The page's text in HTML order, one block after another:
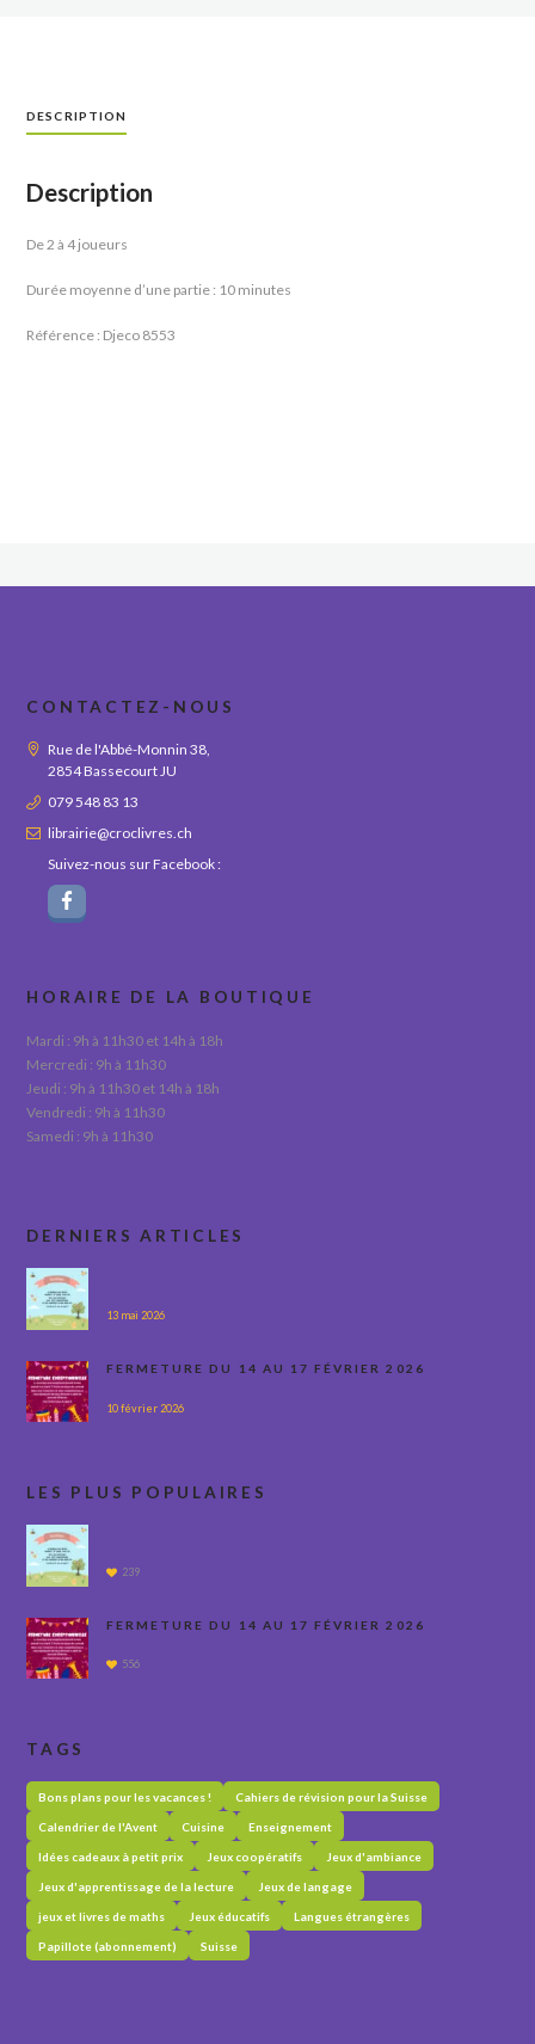
DESCRIPTION
Description
De 2 à 4 joueurs
Durée moyenne d’une partie : 10 minutes
Référence : Djeco 8553
CONTACTEZ-NOUS
Rue de l'Abbé-Monnin 38,
2854 Bassecourt JU
079 548 83 13
librairie@croclivres.ch
Suivez-nous sur Facebook :
HORAIRE DE LA BOUTIQUE
Mardi : 9h à 11h30 et 14h à 18h
Mercredi : 9h à 11h30
Jeudi : 9h à 11h30 et 14h à 18h
Vendredi : 9h à 11h30
Samedi : 9h à 11h30
DERNIERS ARTICLES
13 mai 2026
FERMETURE DU 14 AU 17 FÉVRIER 2026
10 février 2026
LES PLUS POPULAIRES
239
FERMETURE DU 14 AU 17 FÉVRIER 2026
556
TAGS
Bons plans pour les vacances ! Cahiers de révision pour la Suisse
Calendrier de l'Avent Cuisine Enseignement
Idées cadeaux à petit prix Jeux coopératifs Jeux d'ambiance
Jeux d'apprentissage de la lecture Jeux de langage
jeux et livres de maths Jeux éducatifs Langues étrangères
Papillote (abonnement) Suisse